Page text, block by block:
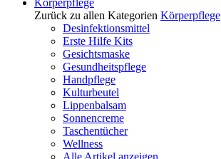
Körperpflege
Zurück zu allen Kategorien Körperpflege
Desinfektionsmittel
Erste Hilfe Kits
Gesichtsmaske
Gesundheitspflege
Handpflege
Kulturbeutel
Lippenbalsam
Sonnencreme
Taschentücher
Wellness
Alle Artikel anzeigen